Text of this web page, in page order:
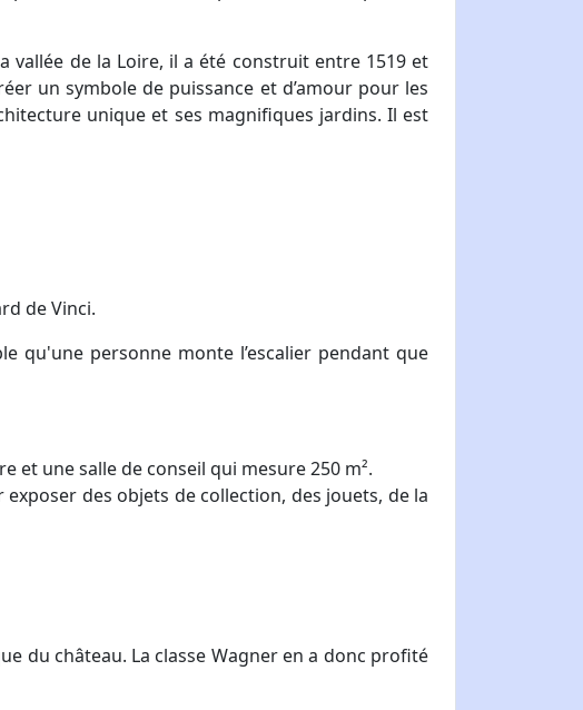
vallée de la Loire, il a été construit entre 1519 et
un symbole de puissance et d’amour pour les
unique et ses magnifiques jardins. Il est
de Vinci.
qu'une personne monte l’escalier pendant que
et une salle de conseil qui mesure 250 m².
des objets de collection, des jouets, de la
du château. La classe Wagner en a donc profité